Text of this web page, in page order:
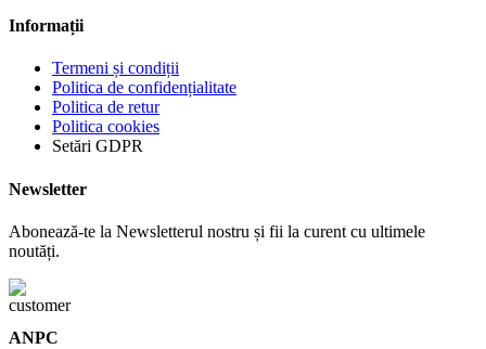
Informații
Termeni și condiții
Politica de confidențialitate
Politica de retur
Politica cookies
Setări GDPR
Newsletter
Abonează-te la Newsletterul nostru și fii la curent cu ultimele
noutăți.
ANPC